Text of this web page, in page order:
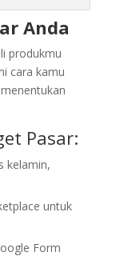
Anda
produkmu
cara kamu
Pasar:
kelamin,
untuk
Form